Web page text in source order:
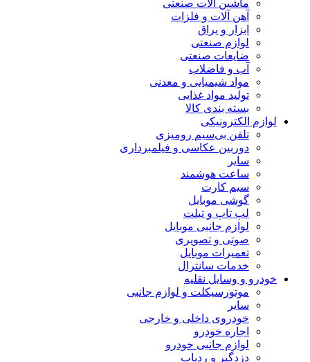
ماشین آلات صنعتی
آهن آلات و فلزات
ابزار و یراق
لوازم صنعتی
ضایعات صنعتی
آب و فاضلاب
مواد شیمیایی و معدنی
تولید مواد غذایی
بسته بندی کالا
لوازم الکترونیکی
تلفن بی‌سیم رومیزی
دوربین عکاسی و فیلمبرداری
سایر
ساعت هوشمند
سیم کارت
گوشی موبایل
لپ تاپ و تبلت
لوازم جانبی موبایل
صوتی و تصویری
تعمیرات موبایل
خدمات سانترال
خودرو و وسایل نقلیه
موتورسیکلت و لوازم جانبی
سایر
خودروی داخلی و خارجی
اجاره خودرو
لوازم جانبی خودرو
دزدگیر و ردیاب